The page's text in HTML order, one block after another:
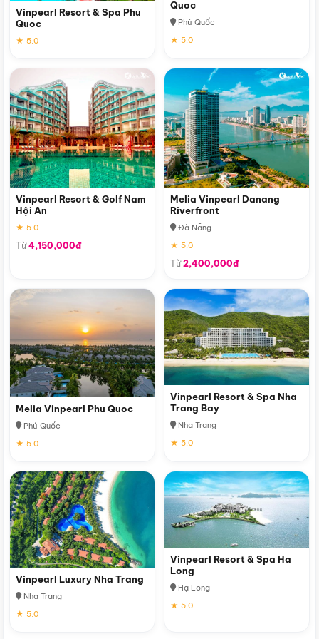
Vinpearl Resort & Spa Phu
Quoc
★ 5.0
Quoc
Phú Quốc
★ 5.0
Vinpearl Resort & Golf Nam
Hội An
★ 5.0
Từ4,150,000đ
Melia Vinpearl Danang
Riverfront
Đà Nẵng
★ 5.0
Từ2,400,000đ
Melia Vinpearl Phu Quoc
Phú Quốc
★ 5.0
Vinpearl Resort & Spa Nha
Trang Bay
Nha Trang
★ 5.0
Vinpearl Luxury Nha Trang
Nha Trang
★ 5.0
Vinpearl Resort & Spa Ha
Long
Hạ Long
★ 5.0